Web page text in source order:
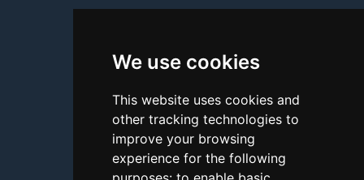
We use cookies
This website uses cookies and
other tracking technologies to
improve your browsing
experience for the following
تماس با ما
سؤالات متداول